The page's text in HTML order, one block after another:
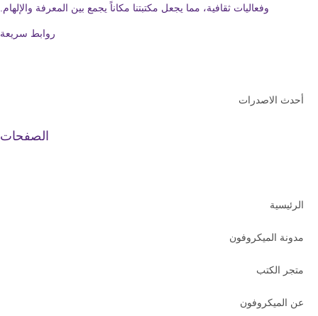
وفعاليات ثقافية، مما يجعل مكتبتنا مكاناً يجمع بين المعرفة والإلهام.
روابط سريعة
الاصدرات
الصفحات
الميكروفون
الكتب